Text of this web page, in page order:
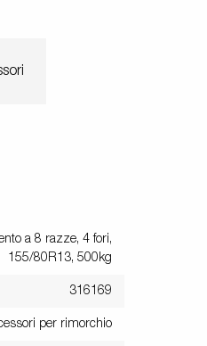
a 8 razze, 4 fori,
155/80R13, 500kg
316169
per rimorchio